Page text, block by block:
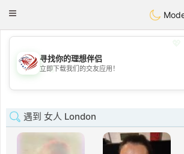
Dating
Toggle
💖
💕
寻找你的理想伴侣
立即下载我们的交友应用！
遇到 女人 London